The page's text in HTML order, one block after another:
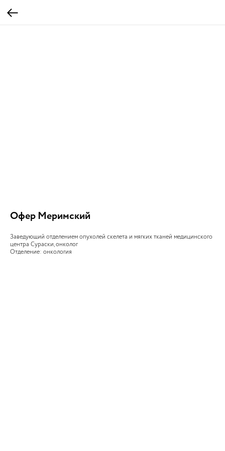
Офер Меримский
Заведующий отделением опухолей скелета и мягких тканей медицинского
центра Сураски, онколог
Отделение: онкология